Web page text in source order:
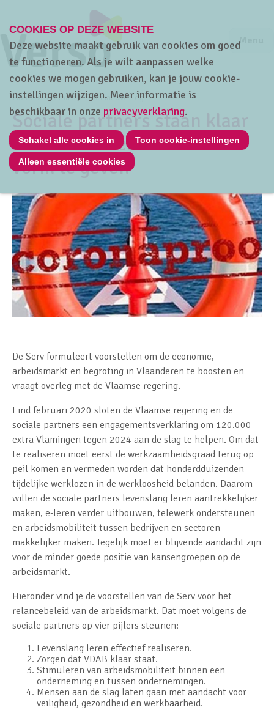
Jump
Menu
Home Thema's Sociaal overleg
Sociale partners staan klaar
om het relancebeleid mee
vorm te geven
De Serv formuleert voorstellen om de economie,
arbeidsmarkt en begroting in Vlaanderen te boosten en
vraagt overleg met de Vlaamse regering.
Eind februari 2020 sloten de Vlaamse regering en de
sociale partners een engagementsverklaring om 120.000
extra Vlamingen tegen 2024 aan de slag te helpen. Om dat
te realiseren moet eerst de werkzaamheidsgraad terug op
peil komen en vermeden worden dat honderdduizenden
tijdelijke werklozen in de werkloosheid belanden. Daarom
willen de sociale partners levenslang leren aantrekkelijker
maken, e-leren verder uitbouwen, telewerk ondersteunen
en arbeidsmobiliteit tussen bedrijven en sectoren
makkelijker maken. Tegelijk moet er blijvende aandacht zijn
voor de minder goede positie van kansengroepen op de
arbeidsmarkt.
Hieronder vind je de voorstellen van de Serv voor het
relancebeleid van de arbeidsmarkt. Dat moet volgens de
sociale partners op vier pijlers steunen:
Levenslang leren effectief realiseren.
Zorgen dat VDAB klaar staat.
Stimuleren van arbeidsmobiliteit binnen een
onderneming en tussen ondernemingen.
Mensen aan de slag laten gaan met aandacht voor
veiligheid, gezondheid en werkbaarheid.
COOKIES OP DEZE WEBSITE
Deze website maakt gebruik van cookies om goed
te functioneren. Als je wilt aanpassen welke
cookies we mogen gebruiken, kan je jouw cookie-
instellingen wijzigen. Meer informatie is
beschikbaar in onze privacyverklaring.
Schakel alle cookies in Toon cookie-instellingen
Alleen essentiële cookies